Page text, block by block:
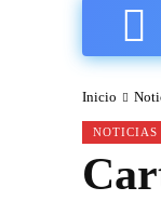
Inicio
NOTICIAS